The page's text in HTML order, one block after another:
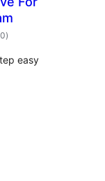
celkové
hodnocení
)
easy